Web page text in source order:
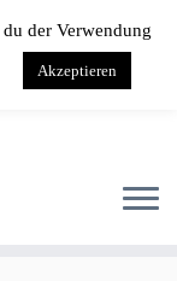
der Verwendung
Akzeptieren